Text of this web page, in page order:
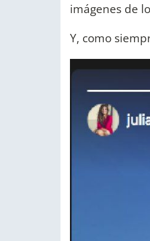
imágenes de
Y, como